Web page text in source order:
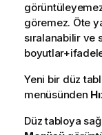
göremez. Öte
sıralanabilir ve
Yeni bir düz
menüsünden
Düz tabloya sağ